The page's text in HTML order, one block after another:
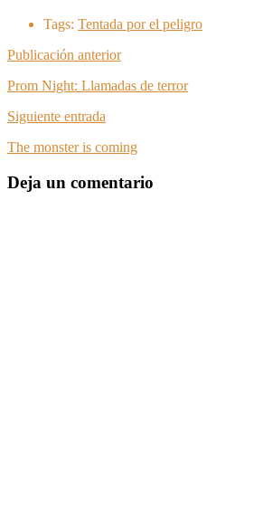
Tags: Tentada por el peligro
Publicación anterior
Prom Night: Llamadas de terror
Siguiente entrada
The monster is coming
Deja un comentario